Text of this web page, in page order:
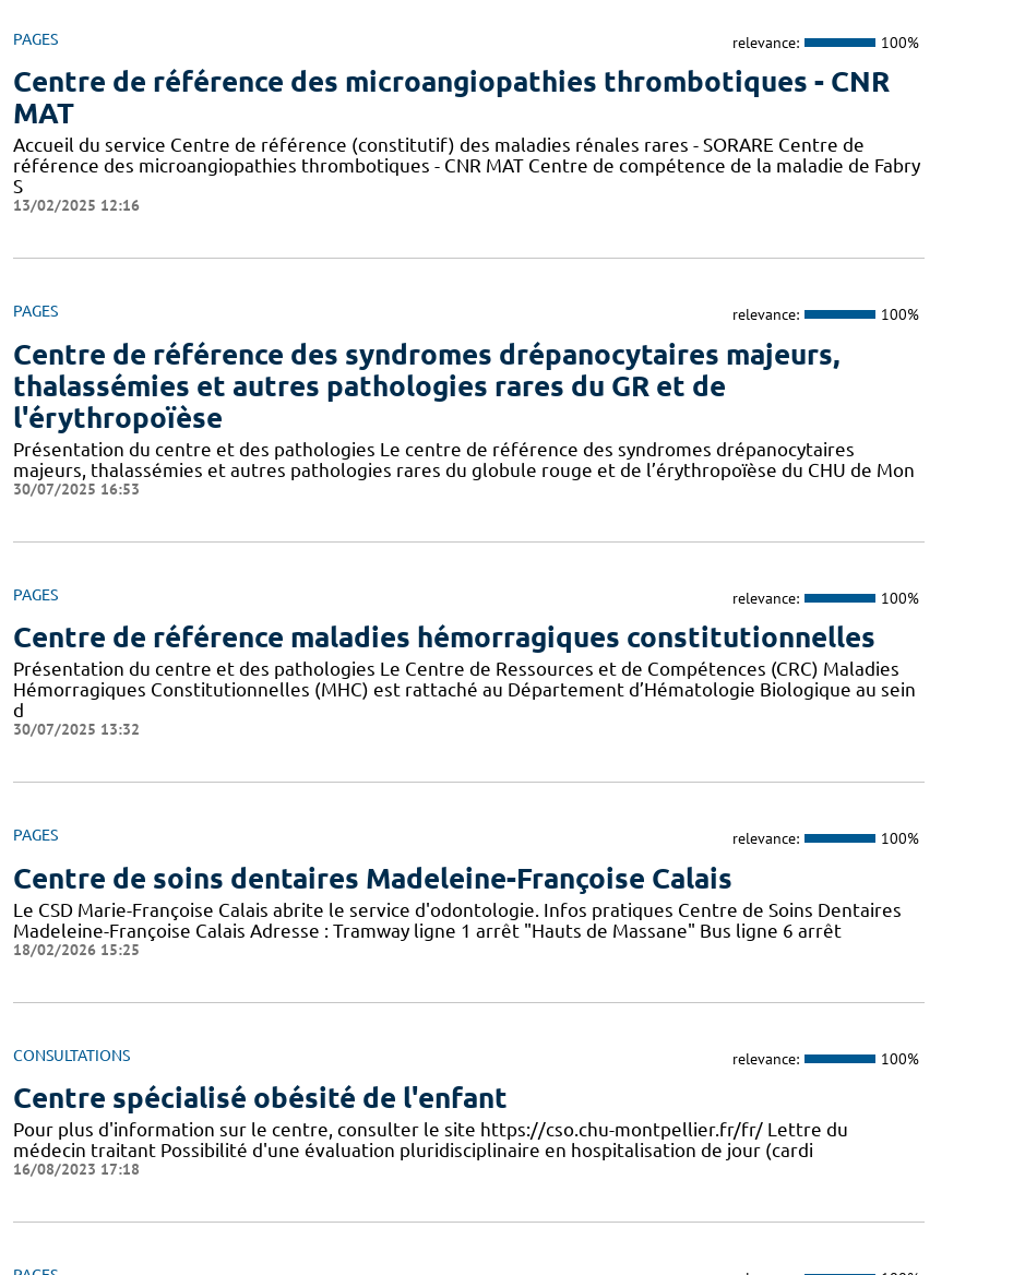
PAGES relevance: 100%
Centre de référence des microangiopathies thrombotiques - CNR
MAT
Accueil du service Centre de référence (constitutif) des maladies rénales rares - SORARE Centre de
référence des microangiopathies thrombotiques - CNR MAT Centre de compétence de la maladie de Fabry
S
13/02/2025 12:16
PAGES relevance: 100%
Centre de référence des syndromes drépanocytaires majeurs,
thalassémies et autres pathologies rares du GR et de
l'érythropoïèse
Présentation du centre et des pathologies Le centre de référence des syndromes drépanocytaires
majeurs, thalassémies et autres pathologies rares du globule rouge et de l’érythropoïèse du CHU de Mon
30/07/2025 16:53
PAGES relevance: 100%
Centre de référence maladies hémorragiques constitutionnelles
Présentation du centre et des pathologies Le Centre de Ressources et de Compétences (CRC) Maladies
Hémorragiques Constitutionnelles (MHC) est rattaché au Département d’Hématologie Biologique au sein
d
30/07/2025 13:32
PAGES relevance: 100%
Centre de soins dentaires Madeleine-Françoise Calais
Le CSD Marie-Françoise Calais abrite le service d'odontologie. Infos pratiques Centre de Soins Dentaires
Madeleine-Françoise Calais Adresse : Tramway ligne 1 arrêt "Hauts de Massane" Bus ligne 6 arrêt
18/02/2026 15:25
CONSULTATIONS relevance: 100%
Centre spécialisé obésité de l'enfant
Pour plus d'information sur le centre, consulter le site https://cso.chu-montpellier.fr/fr/ Lettre du
médecin traitant Possibilité d'une évaluation pluridisciplinaire en hospitalisation de jour (cardi
16/08/2023 17:18